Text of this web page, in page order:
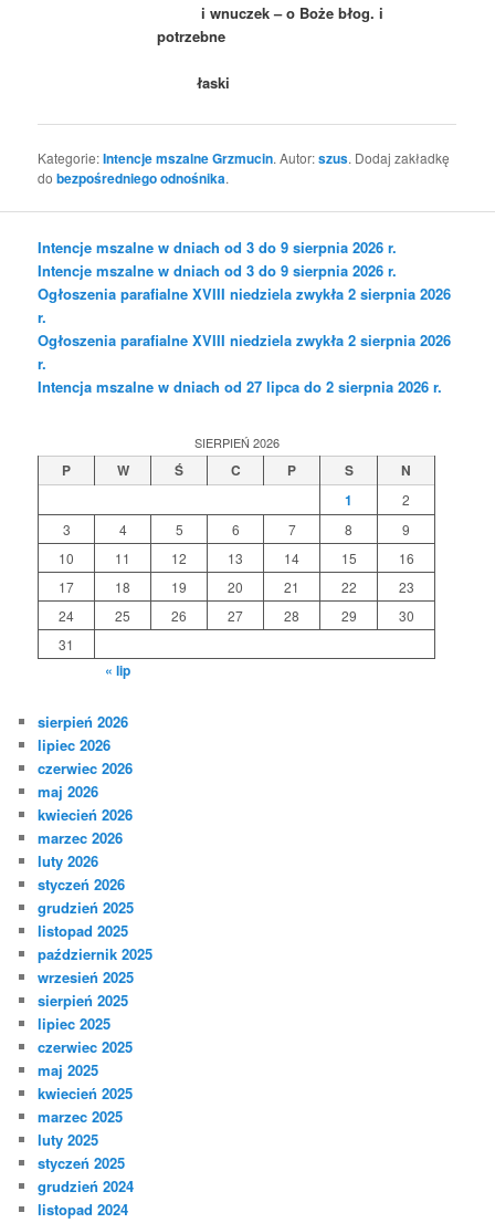
i wnuczek– o Boże błog. i
potrzebne
łaski
Kategorie:Intencje mszalne Grzmucin. Autor:szus. Dodaj zakładkę
dobezpośredniego odnośnika.
Intencje mszalne w dniach od 3 do 9 sierpnia 2026 r.
Intencje mszalne w dniach od 3 do 9 sierpnia 2026 r.
Ogłoszenia parafialne XVIII niedziela zwykła 2 sierpnia 2026
r.
Ogłoszenia parafialne XVIII niedziela zwykła 2 sierpnia 2026
r.
Intencja mszalne w dniach od 27 lipca do 2 sierpnia 2026 r.
SIERPIEŃ 2026
P W Ś C P S
N
1
2
3
4 5 6 7 8
9
10
11 12 13 14 15
16
17
18 19 20 21 22
23
24
25 26 27 28 29
30
31
« lip
sierpień 2026
lipiec 2026
czerwiec 2026
maj 2026
kwiecień 2026
marzec 2026
luty 2026
styczeń 2026
grudzień 2025
listopad 2025
październik 2025
wrzesień 2025
sierpień 2025
lipiec 2025
czerwiec 2025
maj 2025
kwiecień 2025
marzec 2025
luty 2025
styczeń 2025
grudzień 2024
listopad 2024